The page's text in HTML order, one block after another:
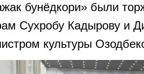
бунёдкори» были
Сухробу Кадырову и
культуры